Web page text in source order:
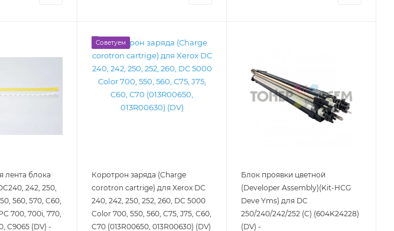
лента блока
242, 250,
560, 570, C60,
700, 700i, 770,
C9065 (DV) -
Советуем
Коротрон заряда (Charge
corotron cartrige) для Xerox DC
240, 242, 250, 252, 260, DC 5000
Color 700, 550, 560, C75, J75, C60,
C70 (013R00650, 013R00630) (DV)
Блок проявки цветной
(Developer Assembly)(Kit-HСG
Deve Yms) для DC
250/240/242/252 (C) (604K24228)
(DV) -